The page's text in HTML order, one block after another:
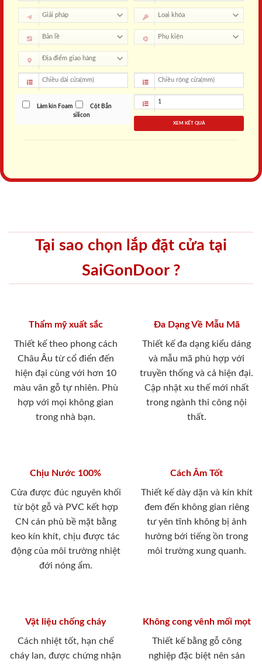
Làm kín Foam
Cột Bắn
silicon
XEM KẾT QUẢ
Tại sao chọn lắp đặt cửa tại
SaiGonDoor ?
Thẩm mỹ xuất sắc
Thiết kế theo phong cách
Châu Âu từ cổ điển đến
hiện đại cùng với hơn 10
màu vân gỗ tự nhiên. Phù
hợp với mọi không gian
trong nhà bạn.
Đa Dạng Về Mẫu Mã
Thiết kế đa dạng kiểu dáng
và mẫu mã phù hợp với
truyền thống và cả hiện đại.
Cập nhật xu thế mới nhất
trong ngành thi công nội
thất.
Chịu Nước 100%
Cửa được đúc nguyên khối
từ bột gỗ và PVC kết hợp
CN cán phủ bề mặt bằng
keo kín khít, chịu được tác
động của môi trường nhiệt
đới nóng ẩm.
Cách Âm Tốt
Thiết kế dày dặn và kín khít
đem đến không gian riêng
tư yên tĩnh không bị ảnh
hưởng bới tiếng ồn trong
môi trường xung quanh.
Vật liệu chống cháy
Cách nhiệt tốt, hạn chế
cháy lan, được chứng nhận
Không cong vênh mối mọt
Thiết kế bằng gỗ công
nghiệp đặc biệt nên sản